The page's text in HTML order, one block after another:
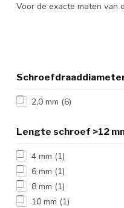
Voor de exacte maten van
2,0 mm (6)
Lengte schroef >12
4 mm (1)
6 mm (1)
8 mm (1)
10 mm (1)